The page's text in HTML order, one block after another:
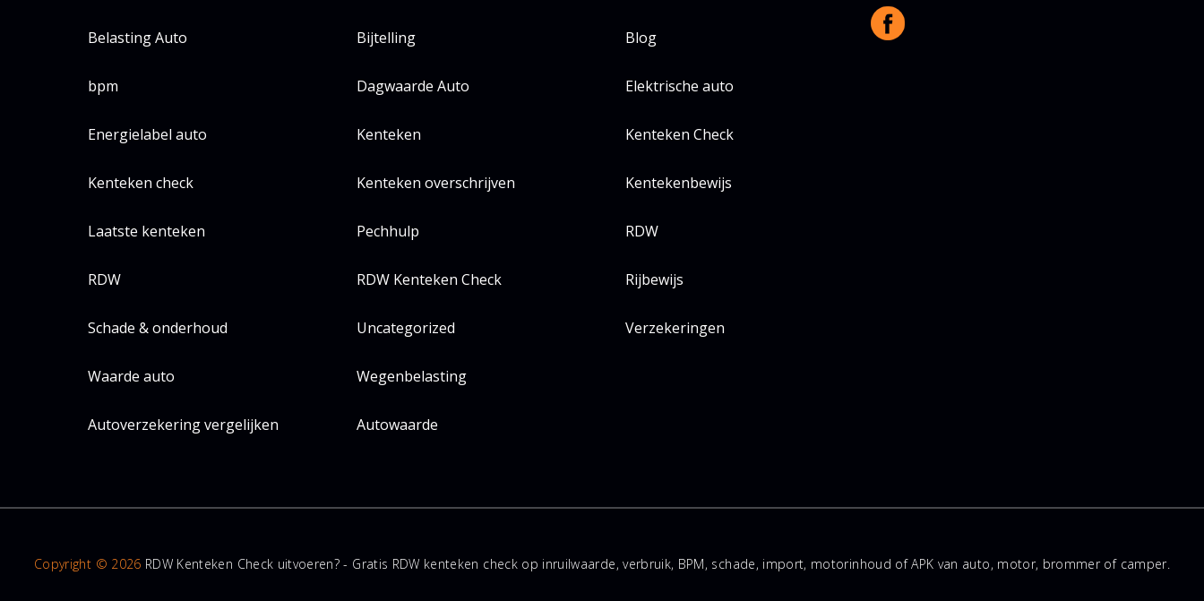
Belasting Auto Bijtelling Blog
bpm Dagwaarde Auto Elektrische auto
Energielabel auto Kenteken Kenteken Check
Kenteken check Kenteken overschrijven Kentekenbewijs
Laatste kenteken Pechhulp RDW
RDW RDW Kenteken Check Rijbewijs
Schade & onderhoud Uncategorized Verzekeringen
Waarde auto Wegenbelasting
Autoverzekering vergelijken Autowaarde
Copyright © 2026 RDW Kenteken Check uitvoeren? - Gratis RDW kenteken check op inruilwaarde, verbruik, BPM, schade, import, motorinhoud of APK van auto, motor, brommer of camper.